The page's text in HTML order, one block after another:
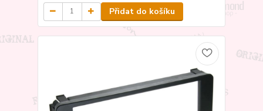
Přidat do košíku